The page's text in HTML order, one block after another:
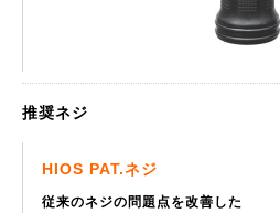
推奨ネジ
HIOS PAT.ネジ
従来のネジの問題点を改善した